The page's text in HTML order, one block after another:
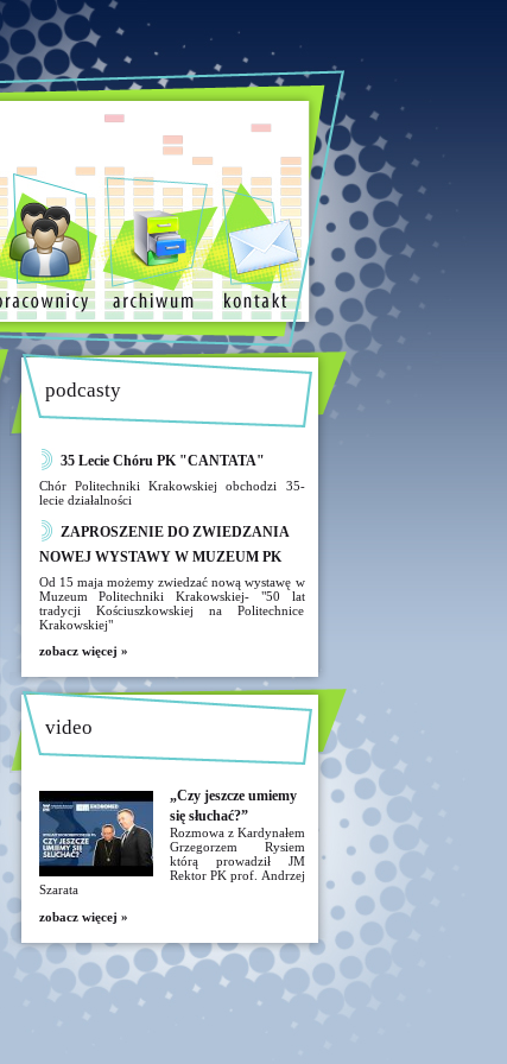
podcasty
35 Lecie Chóru PK "CANTATA"
Chór Politechniki Krakowskiej obchodzi 35-
lecie działalności
ZAPROSZENIE DO ZWIEDZANIA
NOWEJ WYSTAWY W MUZEUM PK
Od 15 maja możemy zwiedzać nową wystawę w
Muzeum Politechniki Krakowskiej- "50 lat
tradycji Kościuszkowskiej na Politechnice
Krakowskiej"
zobacz więcej »
video
„Czy jeszcze umiemy
się słuchać?”
Rozmowa z Kardynałem
Grzegorzem Rysiem
którą prowadził JM
Rektor PK prof. Andrzej
Szarata
zobacz więcej »